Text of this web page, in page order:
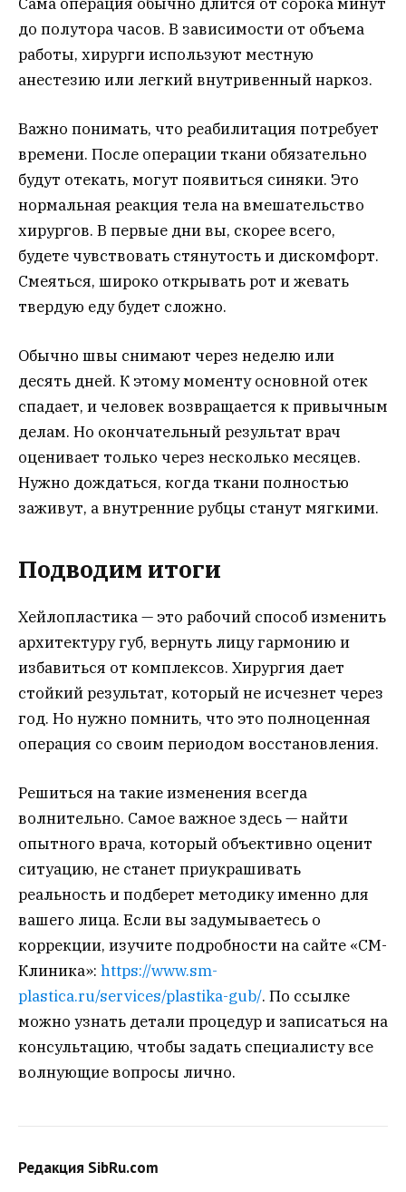
до полутора часов. В зависимости от объема
работы, хирурги используют местную
анестезию или легкий внутривенный наркоз.
Важно понимать, что реабилитация потребует
времени. После операции ткани обязательно
будут отекать, могут появиться синяки. Это
нормальная реакция тела на вмешательство
хирургов. В первые дни вы, скорее всего,
будете чувствовать стянутость и дискомфорт.
Смеяться, широко открывать рот и жевать
твердую еду будет сложно.
Обычно швы снимают через неделю или
десять дней. К этому моменту основной отек
спадает, и человек возвращается к привычным
делам. Но окончательный результат врач
оценивает только через несколько месяцев.
Нужно дождаться, когда ткани полностью
заживут, а внутренние рубцы станут мягкими.
Подводим итоги
Хейлопластика — это рабочий способ изменить
архитектуру губ, вернуть лицу гармонию и
избавиться от комплексов. Хирургия дает
стойкий результат, который не исчезнет через
год. Но нужно помнить, что это полноценная
операция со своим периодом восстановления.
Решиться на такие изменения всегда
волнительно. Самое важное здесь — найти
опытного врача, который объективно оценит
ситуацию, не станет приукрашивать
реальность и подберет методику именно для
вашего лица. Если вы задумываетесь о
коррекции, изучите подробности на сайте «СМ-
Клиника»: https://www.sm-
plastica.ru/services/plastika-gub/. По ссылке
можно узнать детали процедур и записаться на
консультацию, чтобы задать специалисту все
волнующие вопросы лично.
Редакция SibRu.com